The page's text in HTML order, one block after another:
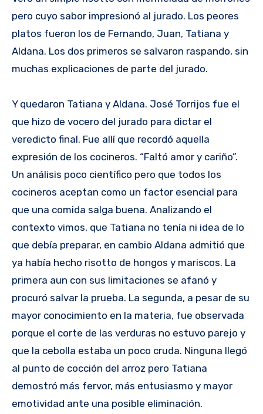
pero cuyo sabor impresionó al jurado. Los peores
platos fueron los de Fernando, Juan, Tatiana y
Aldana. Los dos primeros se salvaron raspando, sin
muchas explicaciones de parte del jurado.
Y quedaron Tatiana y Aldana. José Torrijos fue el
que hizo de vocero del jurado para dictar el
veredicto final. Fue allí que recordó aquella
expresión de los cocineros. “Faltó amor y cariño”.
Un análisis poco científico pero que todos los
cocineros aceptan como un factor esencial para
que una comida salga buena. Analizando el
contexto vimos, que Tatiana no tenía ni idea de lo
que debía preparar, en cambio Aldana admitió que
ya había hecho risotto de hongos y mariscos. La
primera aun con sus limitaciones se afanó y
procuró salvar la prueba. La segunda, a pesar de su
mayor conocimiento en la materia, fue observada
porque el corte de las verduras no estuvo parejo y
que la cebolla estaba un poco cruda. Ninguna llegó
al punto de cocción del arroz pero Tatiana
demostró más fervor, más entusiasmo y mayor
emotividad ante una posible eliminación.